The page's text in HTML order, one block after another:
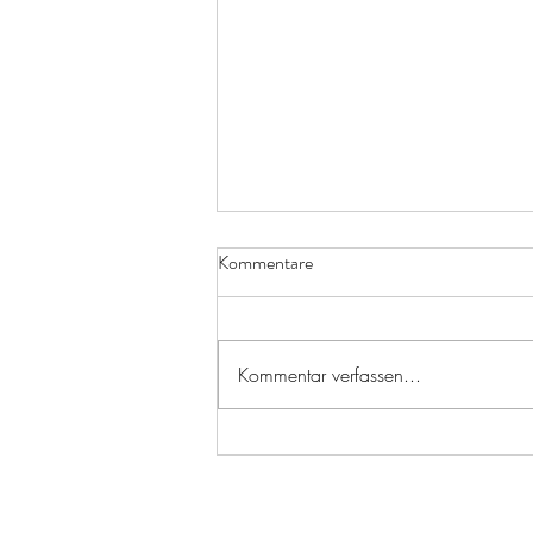
Heute öffnen wir unser
Kommentare
Kommentar verfassen...